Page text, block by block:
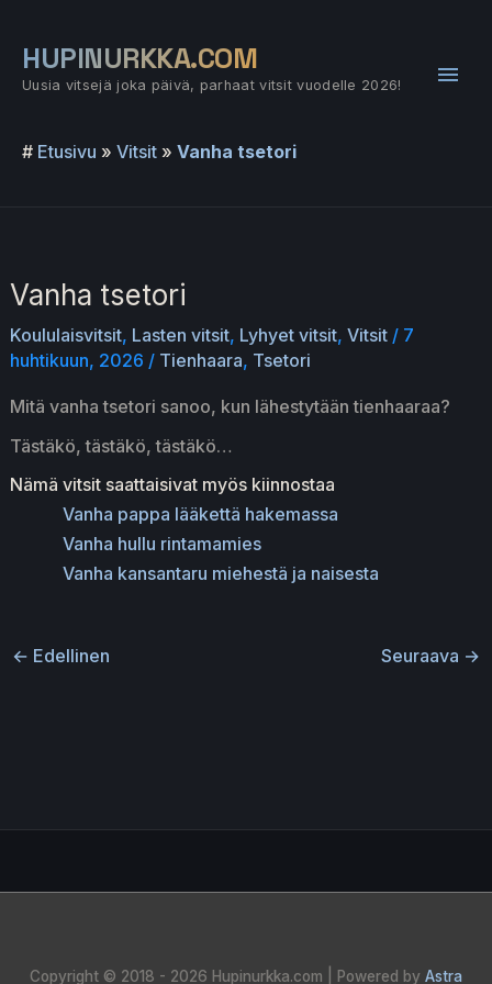
sisältöön
HUPINURKKA.COM
Uusia vitsejä joka päivä, parhaat vitsit vuodelle 2026!
# Etusivu » Vitsit » Vanha tsetori
Vanha tsetori
Koululaisvitsit, Lasten vitsit, Lyhyet vitsit, Vitsit/ 7
huhtikuun, 2026 / Tienhaara, Tsetori
Mitä vanha tsetori sanoo, kun lähestytään tienhaaraa?
Tästäkö, tästäkö, tästäkö…
Nämä vitsit saattaisivat myös kiinnostaa
Vanha pappa lääkettä hakemassa
Vanha hullu rintamamies
Vanha kansantaru miehestä ja naisesta
← Edellinen Seuraava →
Copyright © 2018 - 2026 Hupinurkka.com | Powered by Astra